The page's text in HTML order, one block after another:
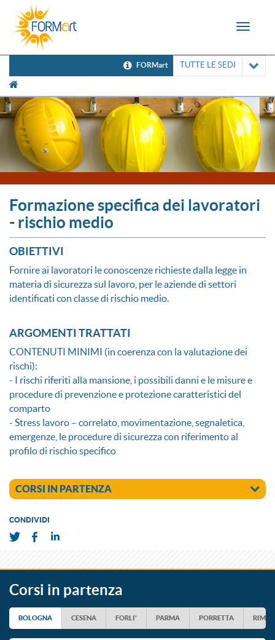
Toggle
FORMart TUTTE LE SEDI
Formazione specifica dei lavoratori
- rischio medio
OBIETTIVI
Fornire ai lavoratori le conoscenze richieste dalla legge in
materia di sicurezza sul lavoro, per le aziende di settori
identificati con classe di rischio medio.
ARGOMENTI TRATTATI
CONTENUTI MINIMI (in coerenza con la valutazione dei
rischi):
- I rischi riferiti alla mansione, i possibili danni e le misure e
procedure di prevenzione e protezione caratteristici del
comparto
- Stress lavoro – correlato, movimentazione, segnaletica,
emergenze, le procedure di sicurezza con riferimento al
profilo di rischio specifico
CORSI IN PARTENZA
CONDIVIDI
Corsi in partenza
BOLOGNA CESENA FORLI' PARMA PORRETTA RIMINI